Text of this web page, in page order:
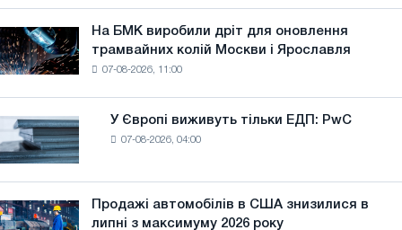
у
липні
На
БМК
виробили
оновлення
трамвайних
колій
Москви
і
Ярославля
На БМК виробили дріт для оновлення
трамвайних колій Москви і Ярославля
07-08-2026, 11:00
Європі
виживуть
тільки
ЕДП:
PwC
У Європі виживуть тільки ЕДП: PwC
07-08-2026, 04:00
Продажі
Продажі автомобілів в США знизилися в
липні з максимуму 2026 року